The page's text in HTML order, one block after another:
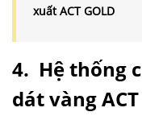
xuất ACT GOLD
4. Hệ thống
dát vàng ACT